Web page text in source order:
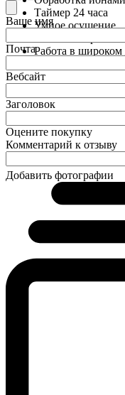
Таймер 24 часа
Умное осушение
Работа в
5 скоростей
Ваше имя
Почта
Вебсайт
Заголовок
Оцените покупку
Комментарий к отзыву
Добавить фотографии